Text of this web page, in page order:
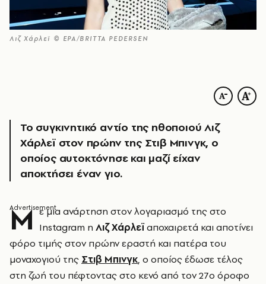
Λιζ Χάρλεϊ © EPA/BRITTA PEDERSEN
Το συγκινητικό αντίο της ηθοποιού Λιζ
Χάρλεϊ στον πρώην της Στιβ Μπινγκ, ο
οποίος αυτοκτόνησε και μαζί είχαν
αποκτήσει έναν γιο.
Μ ε μια ανάρτηση στον λογαριασμό της στο
Instagram η Λιζ Χάρλεϊαποχαιρετά και αποτίνει
φόρο τιμής στον πρώην εραστή και πατέρα του
μοναχογιού της Στιβ Μπινγκ, ο οποίος έδωσε τέλος
στη ζωή του πέφτοντας στο κενό από τον 27ο όροφο